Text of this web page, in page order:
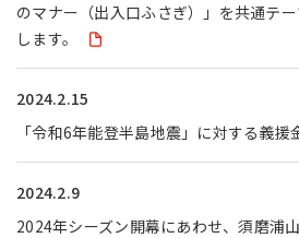
のマナー（出入口ふさぎ）」を共通テ
します。
2024.2.15
「令和6年能登半島地震」に対する義援
2024.2.9
2024年シーズン開幕にあわせ、須磨浦